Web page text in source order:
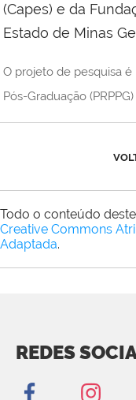
(Capes) e da
Estado de Minas
O projeto de pesquisa
Pós-Graduação
Todo o conteúdo
Creative Commons
Adaptada.
REDES